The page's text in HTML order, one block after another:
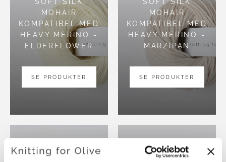
MOHAIR
KOMPATIBEL MED
HEAVY MERINO -
ELDERFLOWER
SE PRODUKTER
MOHAIR
KOMPATIBEL MED
HEAVY MERINO -
MARZIPAN
SE PRODUKTER
SOFT SILK
SOFT SILK